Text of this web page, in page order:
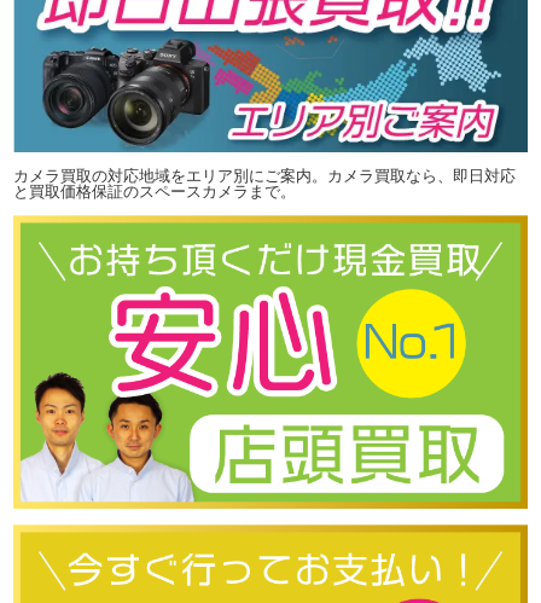
カメラ買取の対応地域をエリア別にご案内。カメラ買取なら、即日対応
と買取価格保証のスペースカメラまで。